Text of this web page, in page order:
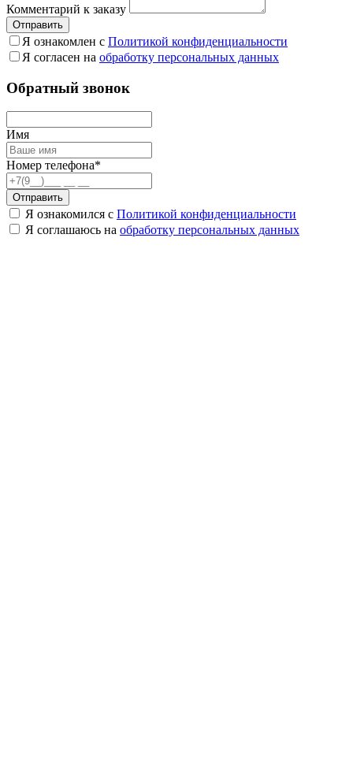
Комментарий к заказу
Отправить
Я ознакомлен с Политикой конфиденциальности
Я согласен на обработку персональных данных
Обратный звонок
Имя
Номер телефона*
Отправить
Я ознакомился с Политикой конфиденциальности
Я соглашаюсь на обработку персональных данных